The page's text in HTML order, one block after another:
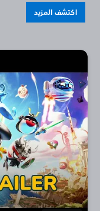
اكتشف المزيد